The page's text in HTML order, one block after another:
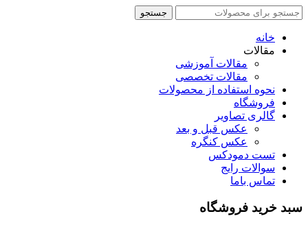
جستجو
جستجو
خانه
مقالات
مقالات آموزشی
مقالات تخصصی
نحوه استفاده از محصولات
فروشگاه
گالری تصاویر
عکس قبل و بعد
عکس کنگره
تست دمودکس
سوالات رایج
تماس باما
سبد خرید فروشگاه